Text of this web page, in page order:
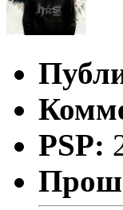
PSP: